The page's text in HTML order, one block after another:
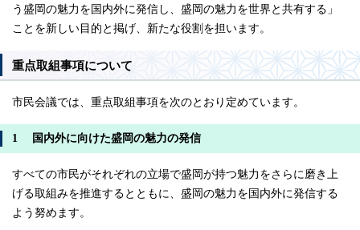
う盛岡の魅力を国内外に発信し、盛岡の魅力を世界と共有する」
ことを新しい目的と掲げ、新たな役割を担います。
重点取組事項について
市民会議では、重点取組事項を次のとおり定めています。
1 国内外に向けた盛岡の魅力の発信
すべての市民がそれぞれの立場で盛岡が持つ魅力をさらに磨き上
げる取組みを推進するとともに、盛岡の魅力を国内外に発信する
よう努めます。